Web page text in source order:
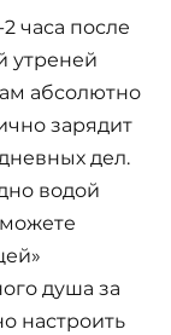
часа после
утреней
абсолютно
зарядит
дел.
водой
душа за
настроить